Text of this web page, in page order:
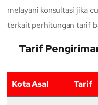
melayani konsultasi jika
terkait perhitungan tarif
Tarif
Kota Asal Tarif